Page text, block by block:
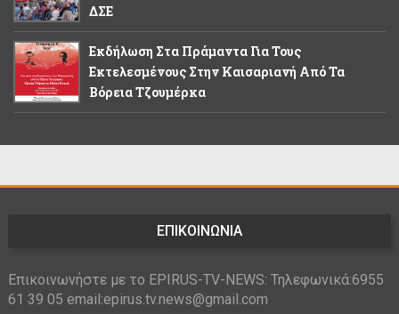
ΔΣΕ
Εκδήλωση Στα Πράμαντα Για Τους
Εκτελεσμένους Στην Καισαριανή Από Τα
Βόρεια Τζουμέρκα
ΕΠΙΚΟΙΝΩΝΙΑ
Επικοινωνήστε με το EPIRUS-TV-NEWS: Τηλεφωνικά:6955
61 39 05 email:epirus.tv.news@gmail.com